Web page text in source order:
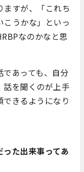
すが、「これち
こうかな」といっ
なのかなと思
あっても、自分
話を聞くのが上手
きるようになり
た出来事ってあ